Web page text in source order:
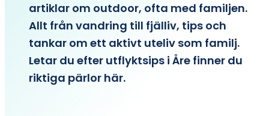
artiklar om outdoor, ofta med familjen.
Allt från vandring till fjälliv, tips och
tankar om ett aktivt uteliv som familj.
Letar du efter utflyktsips i Åre finner du
riktiga pärlor här.